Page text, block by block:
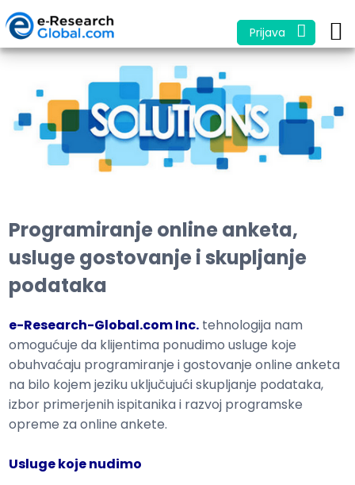
Prijava
Programiranje online anketa,
usluge gostovanje i skupljanje
podataka
e-Research-Global.com Inc. tehnologija nam
omogućuje da klijentima ponudimo usluge koje
obuhvaćaju programiranje i gostovanje online anketa
na bilo kojem jeziku uključujući skupljanje podataka,
izbor primerjenih ispitanika i razvoj programske
opreme za online ankete.
Usluge koje nudimo